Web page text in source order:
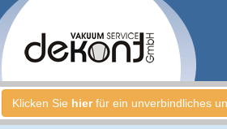
Klicken Sie hierfür ein unverbindliches